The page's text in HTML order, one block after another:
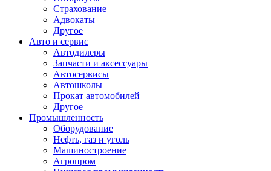
Страхование
Адвокаты
Другое
Авто и сервис
Автодилеры
Запчасти и аксессуары
Автосервисы
Автошколы
Прокат автомобилей
Другое
Промышленность
Оборудование
Нефть, газ и уголь
Машиностроение
Агропром